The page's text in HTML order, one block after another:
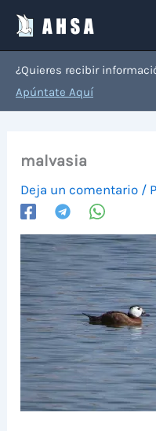
contenido
¿Quieres recibir
Apúntate Aquí
malvasia
Deja un comentario /